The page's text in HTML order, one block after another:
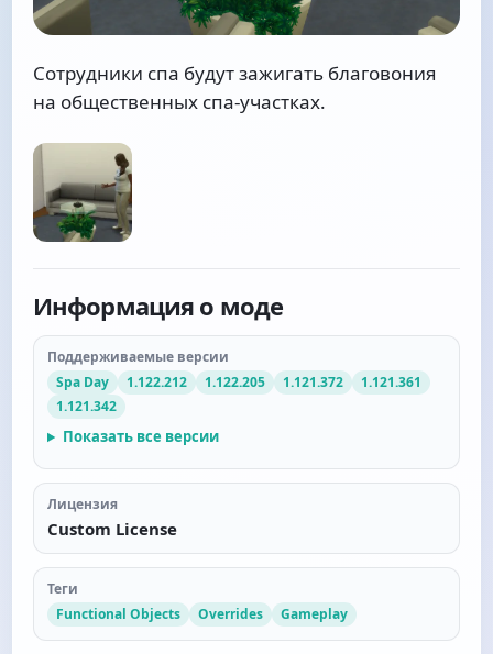
Сотрудники спа будут зажигать благовония
на общественных спа-участках.
Информация о моде
Поддерживаемые версии
Spa Day
1.122.212 1.122.205 1.121.372
1.121.361
1.121.342
Показать все версии
Лицензия
Custom License
Теги
Functional Objects
Overrides Gameplay